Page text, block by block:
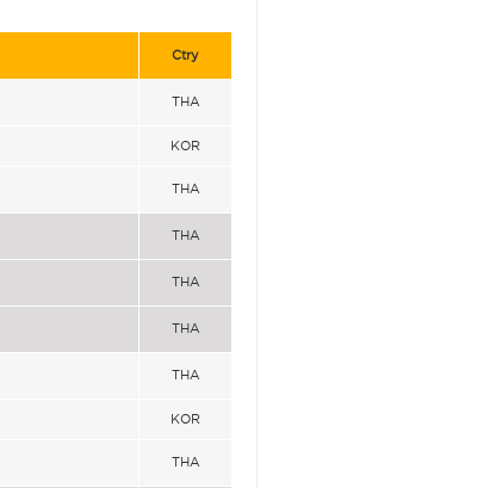
Ctry
THA
KOR
THA
THA
THA
THA
THA
KOR
THA